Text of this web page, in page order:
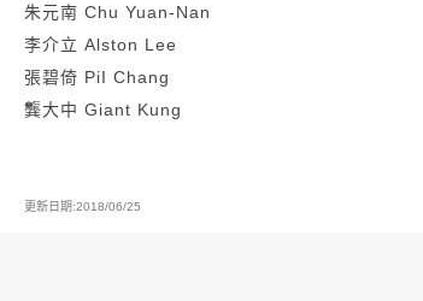
朱元南 Chu Yuan-Nan
李介立 Alston Lee
張碧倚 PiI Chang
龔大中 Giant Kung
更新日期:2018/06/25